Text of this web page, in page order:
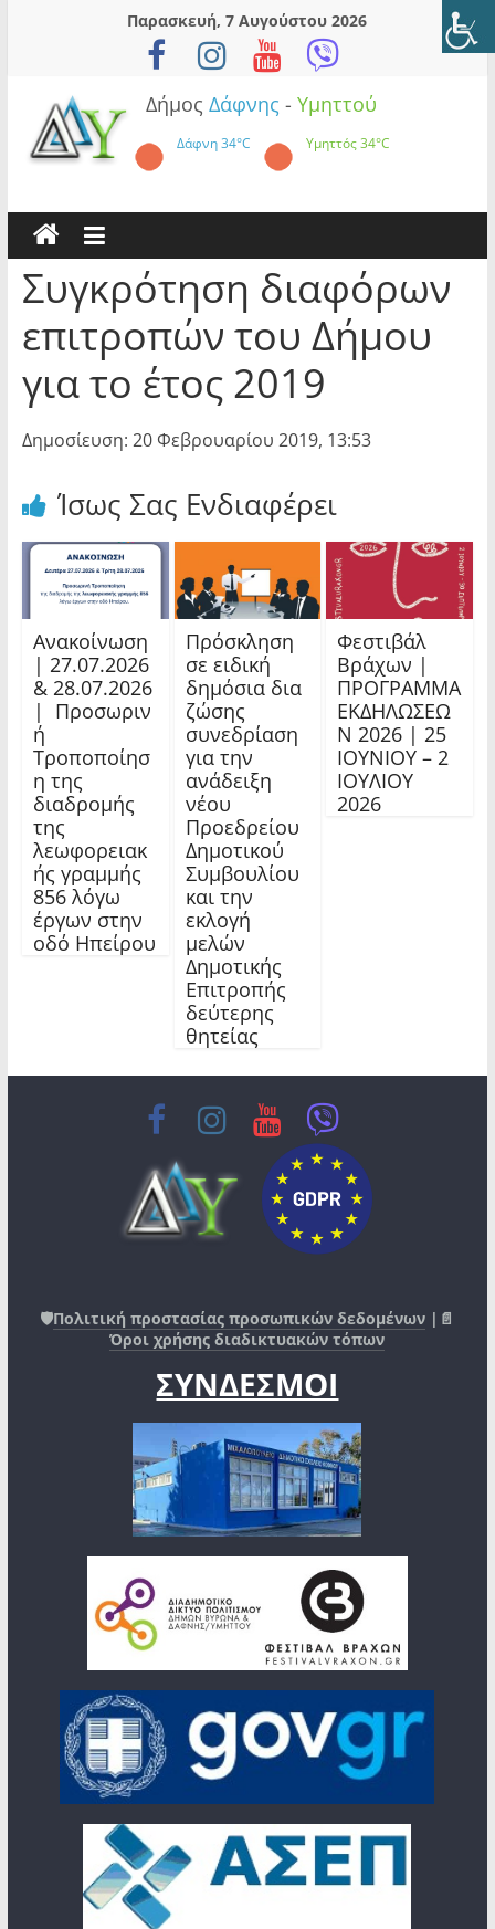
Παρασκευή, 7 Αυγούστου 2026
Δήμος Δάφνης - Υμηττού
Δάφνη34°C Υμηττός34°C
Συγκρότηση διαφόρων
επιτροπών του Δήμου
για το έτος 2019
Δημοσίευση: 20 Φεβρουαρίου 2019, 13:53
Ίσως Σας Ενδιαφέρει
Ανακοίνωση
| 27.07.2026
& 28.07.2026
| Προσωριν
ή
Τροποποίησ
η της
διαδρομής
της
λεωφορειακ
ής γραμμής
856 λόγω
έργων στην
οδό Ηπείρου
Πρόσκληση
σε ειδική
δημόσια δια
ζώσης
συνεδρίαση
για την
ανάδειξη
νέου
Προεδρείου
Δημοτικού
Συμβουλίου
και την
εκλογή
μελών
Δημοτικής
Επιτροπής
δεύτερης
θητείας
Φεστιβάλ
Βράχων |
ΠΡΟΓΡΑΜΜΑ
ΕΚΔΗΛΩΣΕΩ
Ν 2026 | 25
ΙΟΥΝΙΟΥ – 2
ΙΟΥΛΙΟΥ
2026
🛡️Πολιτική προστασίας προσωπικών δεδομένων |📄
Όροι χρήσης διαδικτυακών τόπων
ΣΥΝΔΕΣΜΟΙ